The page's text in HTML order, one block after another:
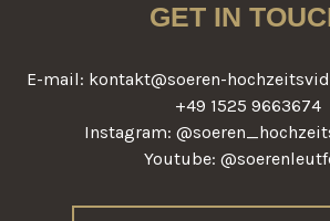
GET IN
E-mail: kontakt@soeren-
+49 1525 9663674
Instagram:
Youtube: